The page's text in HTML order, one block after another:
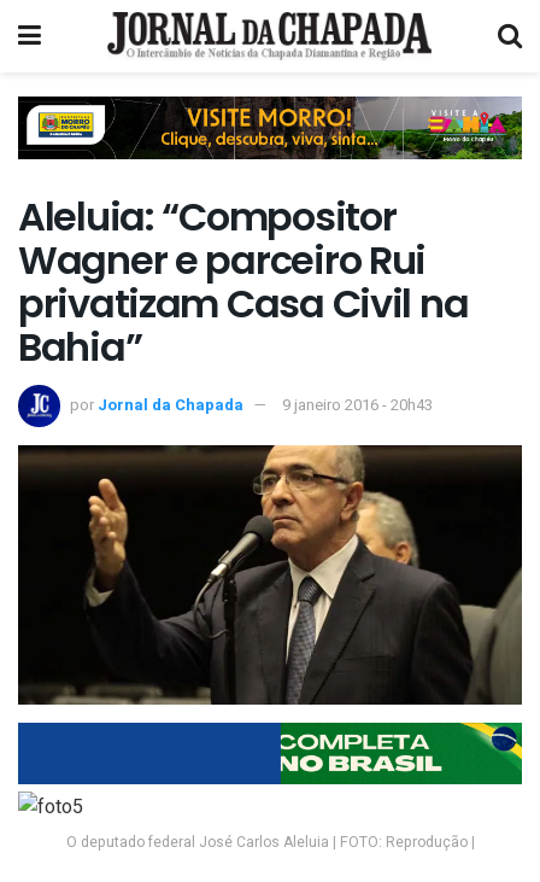
Aleluia: “Compositor
Wagner e parceiro Rui
privatizam Casa Civil na
Bahia”
por Jornal da Chapada 9 janeiro 2016 - 20h43
O deputado federal José Carlos Aleluia | FOTO: Reprodução |